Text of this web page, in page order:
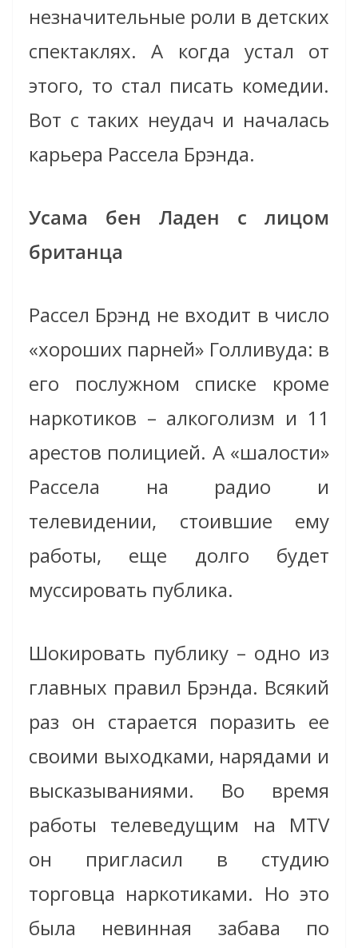
незначительные роли в детских
спектаклях. А когда устал от
этого, то стал писать комедии.
Вот с таких неудач и началась
карьера Рассела Брэнда.
Усама бен Ладен с лицом
британца
Рассел Брэнд не входит в число
«хороших парней» Голливуда: в
его послужном списке кроме
наркотиков – алкоголизм и 11
арестов полицией. А «шалости»
Рассела на радио и
телевидении, стоившие ему
работы, еще долго будет
муссировать публика.
Шокировать публику – одно из
главных правил Брэнда. Всякий
раз он старается поразить ее
своими выходками, нарядами и
высказываниями. Во время
работы телеведущим на МTV
он пригласил в студию
торговца наркотиками. Но это
была невинная забава по